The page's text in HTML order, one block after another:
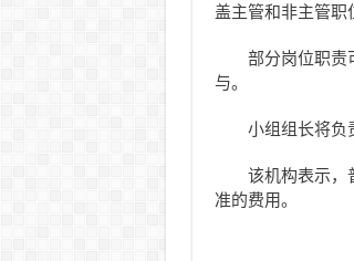
盖主管和非主管职
部分岗位职责
与。
小组组长将负
该机构表示，
准的费用。